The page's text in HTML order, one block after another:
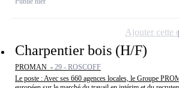
Charpentier bois (H/F)
PROMAN - 29 - ROSCOFF
Le poste : Avec ses 660 agences locales, le Groupe
Ajouter cette